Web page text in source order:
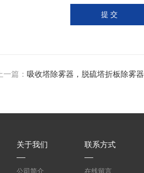
上一篇： 吸收塔除雾器，脱硫塔折板除雾器
关于我们
公司简介
联系方式
在线留言